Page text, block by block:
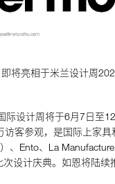
将亮相于米兰设计周
际设计周将于6月7日至
访客参观，是国际上家
、Ento、La
次设计庆典。如恩将陆续